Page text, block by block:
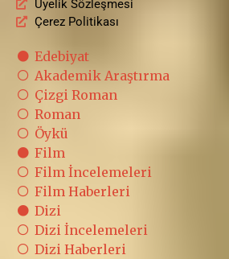
Üyelik Sözleşmesi
Çerez Politikası
Edebiyat
Akademik Araştırma
Çizgi Roman
Roman
Öykü
Film
Film İncelemeleri
Film Haberleri
Dizi
Dizi İncelemeleri
Dizi Haberleri